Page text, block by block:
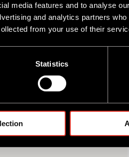
media features and to analyse
and analytics partners
from your use of their
Statistics
SAT II EROBERT DEN MARKT